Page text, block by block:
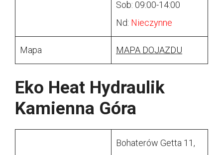
Sob: 09:00-14:00
Nd: Nieczynne
Mapa MAPA DOJAZDU
Eko Heat Hydraulik
Kamienna Góra
Bohaterów Getta 11,